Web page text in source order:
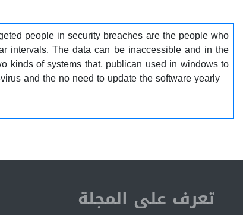
people in security breaches are the people who
intervals. The data can be inaccessible and in the
kinds of systems that, publican used in windows to
and the no need to update the software yearly
ISSN 2519-9854
تعرف على المجلة